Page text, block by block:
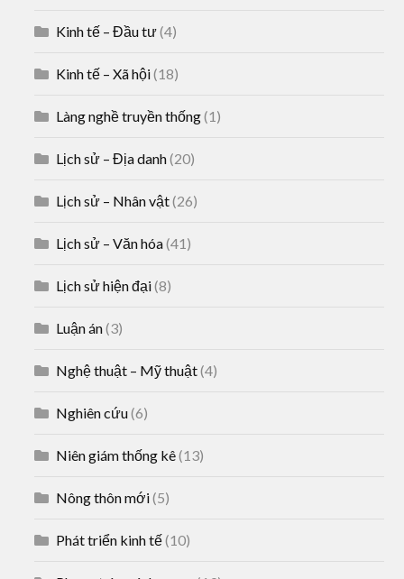
Kinh tế – Đầu tư(4)
Kinh tế – Xã hội(18)
Làng nghề truyền thống(1)
Lịch sử – Địa danh(20)
Lịch sử – Nhân vật(26)
Lịch sử – Văn hóa(41)
Lịch sử hiện đại(8)
Luận án(3)
Nghệ thuật – Mỹ thuật(4)
Nghiên cứu(6)
Niên giám thống kê(13)
Nông thôn mới(5)
Phát triển kinh tế(10)